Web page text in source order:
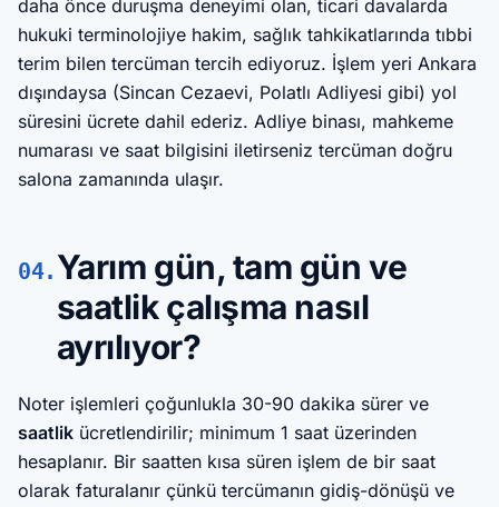
daha önce duruşma deneyimi olan, ticari davalarda
hukuki terminolojiye hakim, sağlık tahkikatlarında tıbbi
terim bilen tercüman tercih ediyoruz. İşlem yeri Ankara
dışındaysa (Sincan Cezaevi, Polatlı Adliyesi gibi) yol
süresini ücrete dahil ederiz. Adliye binası, mahkeme
numarası ve saat bilgisini iletirseniz tercüman doğru
salona zamanında ulaşır.
04. Yarım gün, tam gün ve
saatlik çalışma nasıl
ayrılıyor?
Noter işlemleri çoğunlukla 30-90 dakika sürer ve
saatlik ücretlendirilir; minimum 1 saat üzerinden
hesaplanır. Bir saatten kısa süren işlem de bir saat
olarak faturalanır çünkü tercümanın gidiş-dönüşü ve